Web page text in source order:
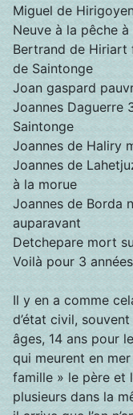
Miguel de
Neuve à la pêche
Bertrand de Hiriart
de Saintonge
Joan gaspard
Joannes Daguerre
Saintonge
Joannes de Haliry
Joannes de
à la morue
Joannes de Borda
auparavant
Detchepare mort
Voilà pour 3 années
Il y en a comme
d’état civil,
âges, 14 ans pour
qui meurent en
famille » le père et
plusieurs dans la